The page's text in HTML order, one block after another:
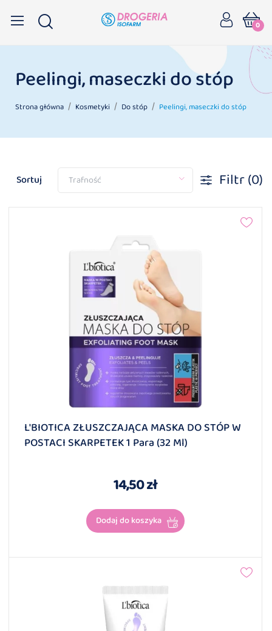
0
Peelingi, maseczki do stóp
Strona główna Kosmetyki Do stóp Peelingi, maseczki do stóp
Sortuj Trafność Filtr(0)
L'BIOTICA ZŁUSZCZAJĄCA MASKA DO STÓP W
POSTACI SKARPETEK 1 Para (32 Ml)
14,50 zł
Dodaj do koszyka